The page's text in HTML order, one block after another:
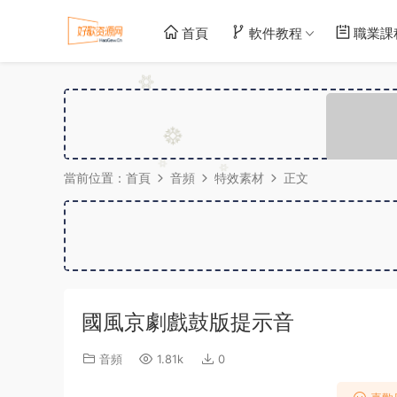
首頁 軟件教程 職業課
當前位置： 首頁 音頻 特效素材 正文
國風京劇戲鼓版提示音
音頻 1.81k 0